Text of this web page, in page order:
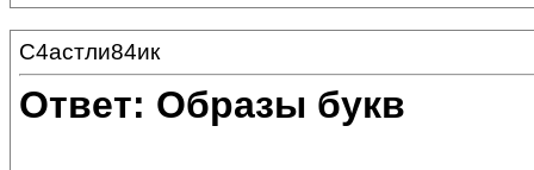
С4астли84ик
Ответ: Образы букв